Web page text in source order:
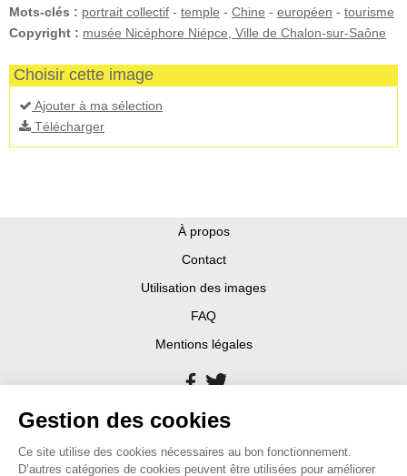
Mots-clés : portrait collectif - temple - Chine - européen - tourisme
Copyright : musée Nicéphore Niépce, Ville de Chalon-sur-Saône
Choisir cette image
Ajouter à ma sélection
Télécharger
À propos
Contact
Utilisation des images
FAQ
Mentions légales
Gestion des cookies
Ce site utilise des cookies nécessaires au bon fonctionnement.
D’autres catégories de cookies peuvent être utilisées pour améliorer